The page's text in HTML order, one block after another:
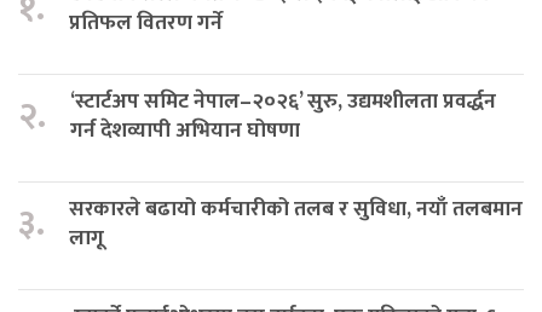
प्रतिफल वितरण गर्ने
२.
‘स्टार्टअप समिट नेपाल–२०२६’ सुरु, उद्यमशीलता प्रवर्द्धन
गर्न देशव्यापी अभियान घोषणा
३.
सरकारले बढायो कर्मचारीको तलब र सुविधा, नयाँ तलबमान
लागू